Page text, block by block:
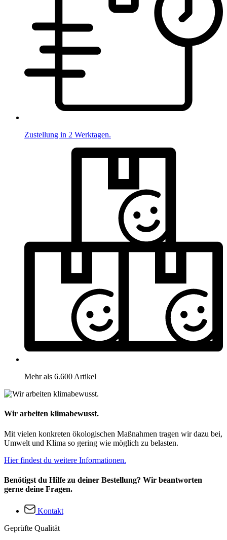
Zustellung in 2 Werktagen.
Mehr als 6.600 Artikel
Wir arbeiten klimabewusst.
Mit vielen konkreten ökologischen Maßnahmen tragen wir dazu bei,
Umwelt und Klima so gering wie möglich zu belasten.
Hier findest du weitere Informationen.
Benötigst du Hilfe zu deiner Bestellung? Wir beantworten
gerne deine Fragen.
Kontakt
Geprüfte Qualität